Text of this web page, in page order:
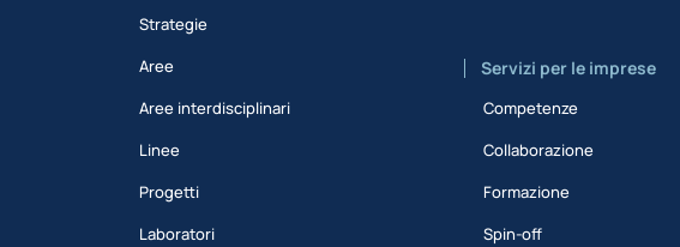
Strategie
Aree
Aree interdisciplinari
Linee
Progetti
Laboratori
Servizi per le imprese
Competenze
Collaborazione
Formazione
Spin-off